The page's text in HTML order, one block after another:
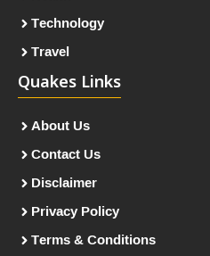
Technology
Travel
Quakes Links
About Us
Contact Us
Disclaimer
Privacy Policy
Terms & Conditions